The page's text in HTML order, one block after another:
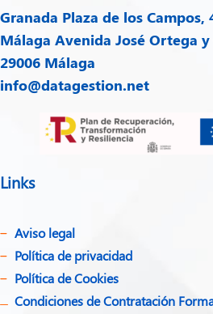
Granada Plaza de los Campos,
Málaga Avenida José Ortega y
29006 Málaga
info@datagestion.net
Links
Aviso legal
Política de privacidad​
Política de Cookies
Condiciones de Contratación